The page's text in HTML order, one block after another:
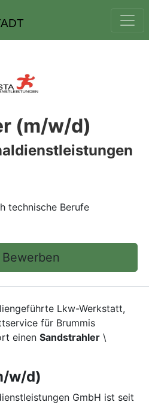
(m/w/d)
technische Berufe
Lkw-Werkstatt,
für Brummis
einen Sandstrahler \
w/d)
GmbH ist seit